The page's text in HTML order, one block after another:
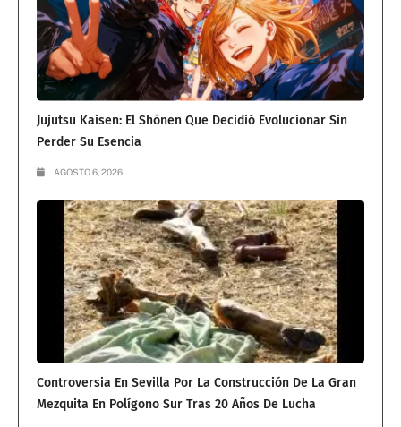
Jujutsu Kaisen: El Shōnen Que Decidió Evolucionar Sin
Perder Su Esencia
AGOSTO 6, 2026
Controversia En Sevilla Por La Construcción De La Gran
Mezquita En Polígono Sur Tras 20 Años De Lucha